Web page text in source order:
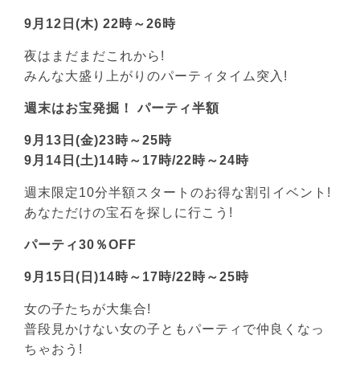
9月12日(木) 22時～26時
夜はまだまだこれから!
みんな大盛り上がりのパーティタイム突入!
週末はお宝発掘！ パーティ半額
9月13日(金)23時～25時
9月14日(土)14時～17時/22時～24時
週末限定10分半額スタートのお得な割引イベント!
あなただけの宝石を探しに行こう!
パーティ30％OFF
9月15日(日)14時～17時/22時～25時
女の子たちが大集合!
普段見かけない女の子ともパーティで仲良くなっ
ちゃおう!